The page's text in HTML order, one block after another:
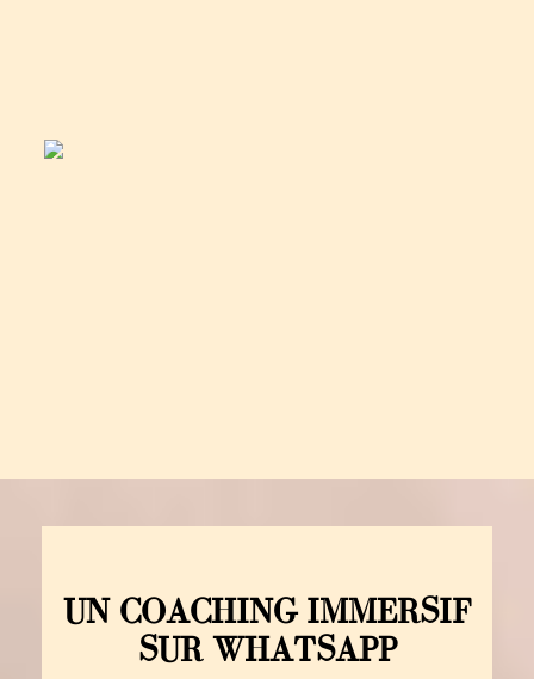
UN COACHING IMMERSIF
SUR WHATSAPP